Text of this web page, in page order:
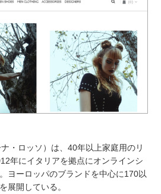
・ロッソ）は、40年以上家庭用のリ
年にイタリアを拠点にオンラインシ
ヨーロッパのブランドを中心に170以
展開している。